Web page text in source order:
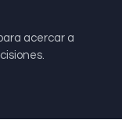
acercar a